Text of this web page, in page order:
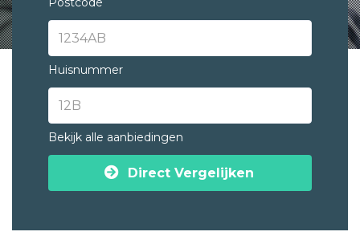
Huisnummer
Bekijk alle aanbiedingen
Direct Vergelijken